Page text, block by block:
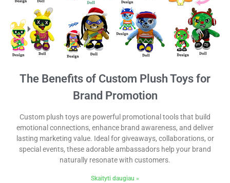
The Benefits of Custom Plush Toys for
Brand Promotion
Custom plush toys are powerful promotional tools that build
emotional connections, enhance brand awareness, and deliver
lasting marketing value. Ideal for giveaways, collaborations, or
special events, these adorable ambassadors help your brand
naturally resonate with customers.
Skaityti daugiau »